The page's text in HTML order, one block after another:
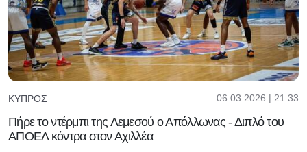
ΚΎΠΡΟΣ 06.03.2026 | 21:33
Πήρε το ντέρμπι της Λεμεσού ο Απόλλωνας - Διπλό του
ΑΠΟΕΛ κόντρα στον Αχιλλέα